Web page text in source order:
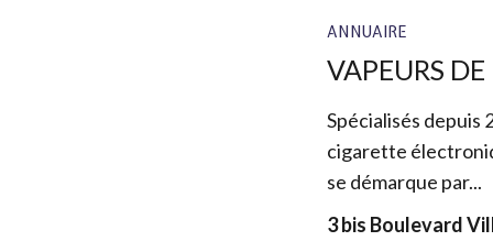
ANNUAIRE
VAPEURS
Spécialisés depuis
cigarette
se démarque par...
3 bis Boulevard